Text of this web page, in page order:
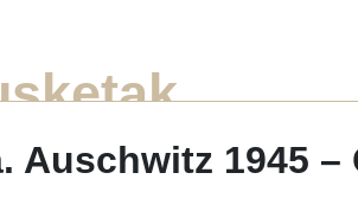
Auschwitz 1945 –